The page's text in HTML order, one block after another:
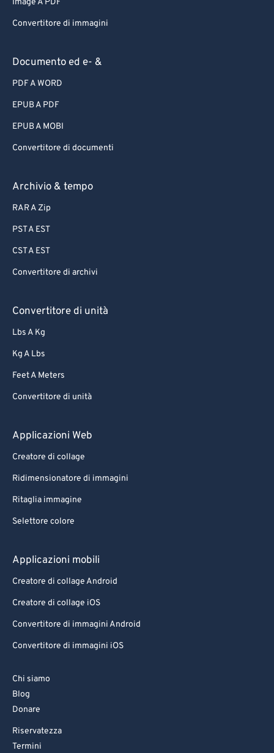
Image A PDF
Convertitore di immagini
Documento ed e- &
PDF A WORD
EPUB A PDF
EPUB A MOBI
Convertitore di documenti
Archivio & tempo
RAR A Zip
PST A EST
CST A EST
Convertitore di archivi
Convertitore di unità
Lbs A Kg
Kg A Lbs
Feet A Meters
Convertitore di unità
Applicazioni Web
Creatore di collage
Ridimensionatore di immagini
Ritaglia immagine
Selettore colore
Applicazioni mobili
Creatore di collage Android
Creatore di collage iOS
Convertitore di immagini Android
Convertitore di immagini iOS
Chi siamo
Blog
Donare
Riservatezza
Termini